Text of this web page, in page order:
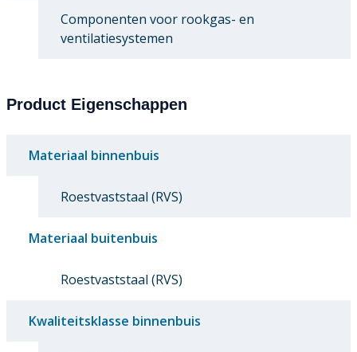
Componenten voor rookgas- en
ventilatiesystemen
Product Eigenschappen
Materiaal binnenbuis
Roestvaststaal (RVS)
Materiaal buitenbuis
Roestvaststaal (RVS)
Kwaliteitsklasse binnenbuis